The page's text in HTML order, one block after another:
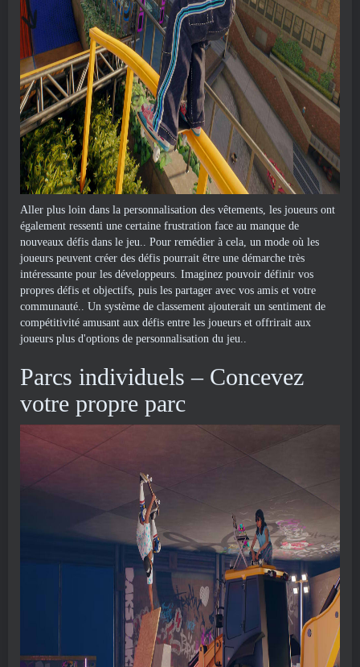
Aller plus loin dans la personnalisation des vêtements, les joueurs ont
également ressenti une certaine frustration face au manque de
nouveaux défis dans le jeu.. Pour remédier à cela, un mode où les
joueurs peuvent créer des défis pourrait être une démarche très
intéressante pour les développeurs. Imaginez pouvoir définir vos
propres défis et objectifs, puis les partager avec vos amis et votre
communauté.. Un système de classement ajouterait un sentiment de
compétitivité amusant aux défis entre les joueurs et offrirait aux
joueurs plus d'options de personnalisation du jeu..
Parcs individuels – Concevez
votre propre parc